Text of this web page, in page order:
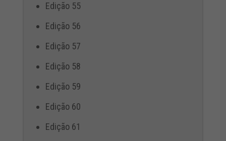
Edição 55
Edição 56
Edição 57
Edição 58
Edição 59
Edição 60
Edição 61